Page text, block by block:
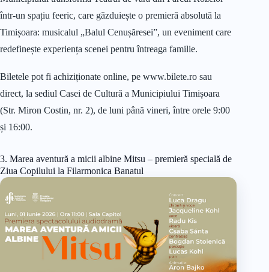
într-un spațiu feeric, care găzduiește o premieră absolută la
Timișoara: musicalul „Balul Cenușăresei”, un eveniment care
redefinește experiența scenei pentru întreaga familie.
Biletele pot fi achiziționate online, pe www.bilete.ro sau
direct, la sediul Casei de Cultură a Municipiului Timișoara
(Str. Miron Costin, nr. 2), de luni până vineri, între orele 9:00
și 16:00.
3. Marea aventură a micii albine Mitsu – premieră specială de
Ziua Copilului la Filarmonica Banatul